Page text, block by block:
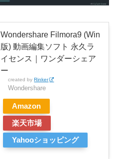
Wondershare Filmora9 (Win
版) 動画編集ソフト 永久ラ
イセンス｜ワンダーシェア
ー
created byRinker
Wondershare
Amazon
楽天市場
Yahooショッピング